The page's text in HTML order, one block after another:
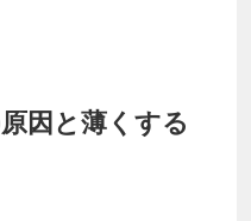
因と薄くする